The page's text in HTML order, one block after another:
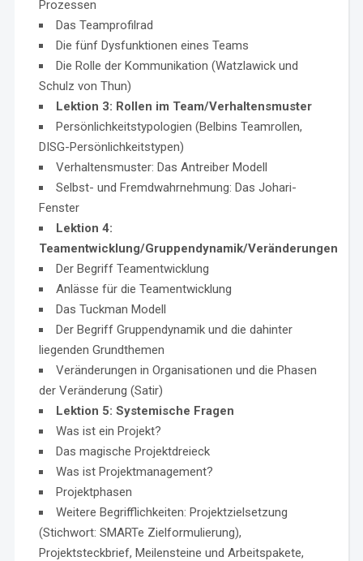
Prozessen
Das Teamprofilrad
Die fünf Dysfunktionen eines Teams
Die Rolle der Kommunikation (Watzlawick und
Schulz von Thun)
Lektion 3: Rollen im Team/Verhaltensmuster
Persönlichkeitstypologien (Belbins Teamrollen,
DISG-Persönlichkeitstypen)
Verhaltensmuster: Das Antreiber Modell
Selbst- und Fremdwahrnehmung: Das Johari-
Fenster
Lektion 4:
Teamentwicklung/Gruppendynamik/Veränderungen
Der Begriff Teamentwicklung
Anlässe für die Teamentwicklung
Das Tuckman Modell
Der Begriff Gruppendynamik und die dahinter
liegenden Grundthemen
Veränderungen in Organisationen und die Phasen
der Veränderung (Satir)
Lektion 5: Systemische Fragen
Was ist ein Projekt?
Das magische Projektdreieck
Was ist Projektmanagement?
Projektphasen
Weitere Begrifflichkeiten: Projektzielsetzung
(Stichwort: SMARTe Zielformulierung),
Projektsteckbrief, Meilensteine und Arbeitspakete,